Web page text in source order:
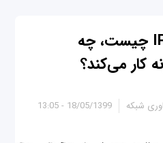
پروتکل اینترنت یا IP چیست، چه
کار می‌کند؟
18/05/1399 - 13:05 شبکه